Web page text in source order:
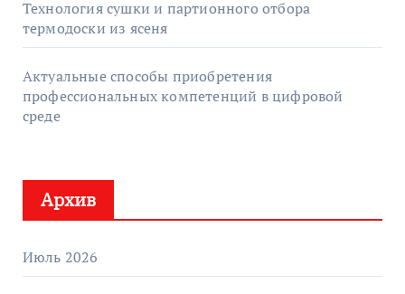
Технология сушки и партионного отбора
термодоски из ясеня
Актуальные способы приобретения
профессиональных компетенций в цифровой
среде
Архив
Июль 2026